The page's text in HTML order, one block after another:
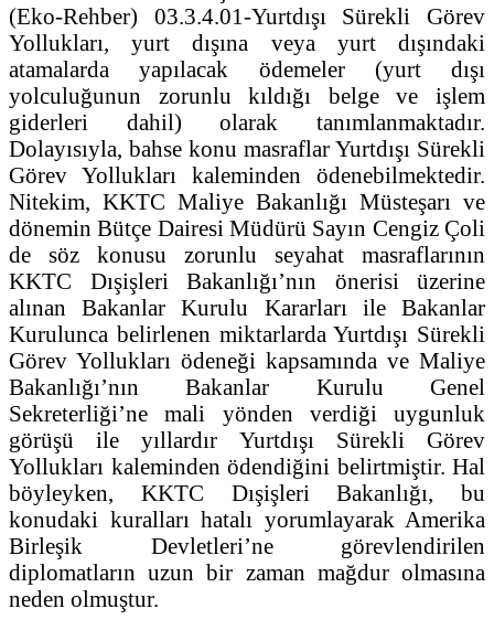
(Eko-Rehber) 03.3.4.01-Yurtdışı Sürekli Görev
Yollukları, yurt dışına veya yurt dışındaki
atamalarda yapılacak ödemeler (yurt dışı
yolculuğunun zorunlu kıldığı belge ve işlem
giderleri dahil) olarak tanımlanmaktadır.
Dolayısıyla, bahse konu masraflar Yurtdışı Sürekli
Görev Yollukları kaleminden ödenebilmektedir.
Nitekim, KKTC Maliye Bakanlığı Müsteşarı ve
dönemin Bütçe Dairesi Müdürü Sayın Cengiz Çoli
de söz konusu zorunlu seyahat masraflarının
KKTC Dışişleri Bakanlığı’nın önerisi üzerine
alınan Bakanlar Kurulu Kararları ile Bakanlar
Kurulunca belirlenen miktarlarda Yurtdışı Sürekli
Görev Yollukları ödeneği kapsamında ve Maliye
Bakanlığı’nın Bakanlar Kurulu Genel
Sekreterliği’ne mali yönden verdiği uygunluk
görüşü ile yıllardır Yurtdışı Sürekli Görev
Yollukları kaleminden ödendiğini belirtmiştir. Hal
böyleyken, KKTC Dışişleri Bakanlığı, bu
konudaki kuralları hatalı yorumlayarak Amerika
Birleşik Devletleri’ne görevlendirilen
diplomatların uzun bir zaman mağdur olmasına
neden olmuştur.